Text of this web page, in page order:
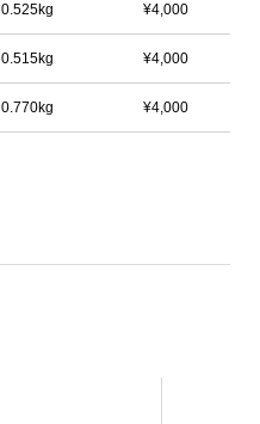
0.525kg ¥4,000
0.515kg ¥4,000
0.770kg ¥4,000